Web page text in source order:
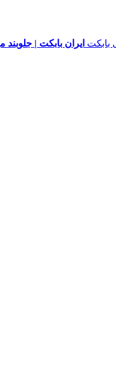
ایران بابکت |